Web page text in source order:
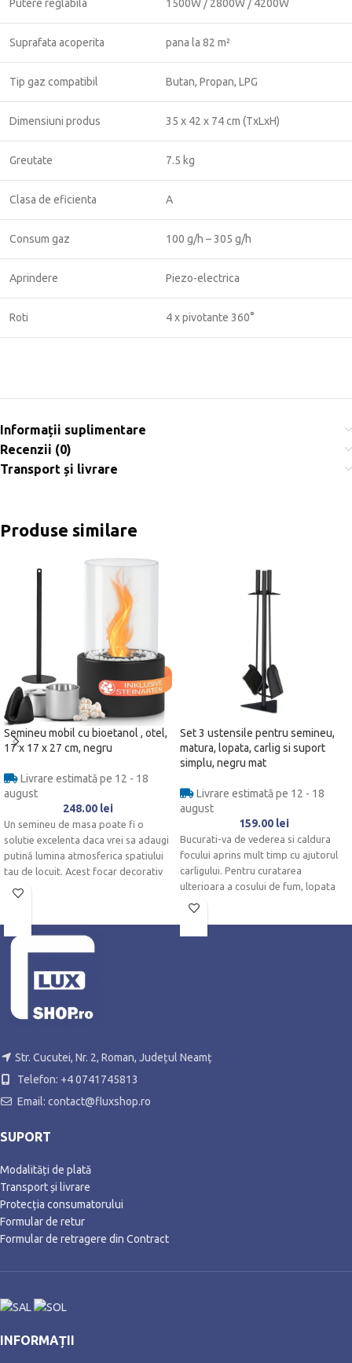
Putere reglabila 1500W / 2800W / 4200W
Suprafata acoperita pana la 82 m²
Tip gaz compatibil Butan, Propan, LPG
Dimensiuni produs 35 x 42 x 74 cm (TxLxH)
Greutate 7.5 kg
Clasa de eficienta A
Consum gaz 100 g/h – 305 g/h
Aprindere Piezo-electrica
Roti 4 x pivotante 360°
Informații suplimentare
Recenzii (0)
Transport și livrare
Produse similare
Semineu mobil cu bioetanol , otel,
17 x 17 x 27 cm, negru
Livrare estimată pe 12 - 18
august
248.00 lei
Un semineu de masa poate fi o
solutie excelenta daca vrei sa adaugi
putină lumina atmosferica spatiului
tau de locuit. Acest focar decorativ
compact si portabil va raspandi un
Set 3 ustensile pentru semineu,
matura, lopata, carlig si suport
simplu, negru mat
Livrare estimată pe 12 - 18
august
159.00 lei
Bucurati-va de vederea si caldura
focului aprins mult timp cu ajutorul
carligului. Pentru curatarea
ulterioara a cosului de fum, lopata
de cenusa si matura de cos sunt de
Str. Cucutei, Nr. 2, Roman, Județul Neamț
Telefon: +4 0741745813
Email: contact@fluxshop.ro
SUPORT
Modalități de plată
Transport și livrare
Protecția consumatorului
Formular de retur
Formular de retragere din Contract
INFORMAȚII